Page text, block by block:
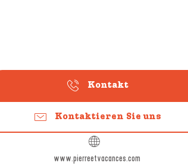
Kontakt
Kontaktieren Sie uns
www.pierreetvacances.com